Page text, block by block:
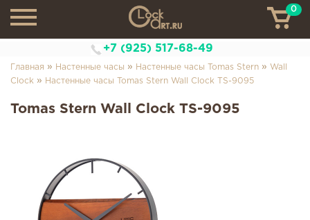
+7 (925) 517-68-49
ТН
0
Главная » Настенные часы » Настенные часы Tomas Stern » Wall
Clock » Настенные часы Tomas Stern Wall Clock TS-9095
Tomas Stern Wall Clock TS-9095